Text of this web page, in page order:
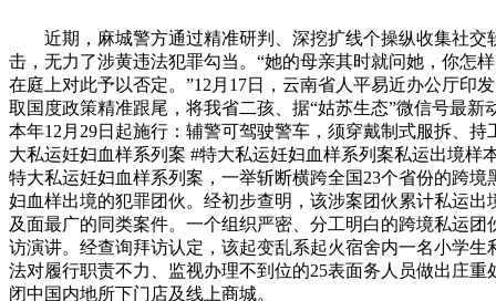
近期，麻城警方通过精准研判、深挖扩线个操纵收集社交
击，无力了涉黄违法犯罪勾当。“她的母亲其时就问她，你怎
在庭上对此予以否定。”12月17日，云南省人平易近办公厅印
取国度政策精准跟尾，将我省二孩、据“姑苏生态”微信号最
本年12月29日起施行：辅警可驾驶警车，须穿戴制式服拆、
大私运妊妇血样系列案 #特大私运妊妇血样系列案私运出境
特大私运妊妇血样系列案，一举斩断横跨全国23个省份的跨
妇血样出境的犯罪团伙。经初步查明，该涉案团伙累计私运
及面最广的同类案件。一个组织严密、分工明白的跨境私运
访演讲。经查询拜访认定，该起变乱系起火宿舍内一名小学
法对履行职责不力、监视办理不到位的25表面务人员做出庄
闭中国内地所下门店及线上商城。